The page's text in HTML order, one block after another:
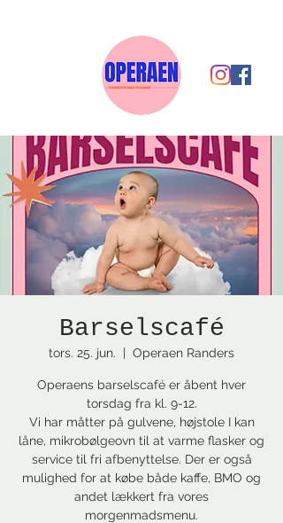
Barselscafé
tors. 25. jun.
  |
Operaen Randers
Operaens barselscafé er åbent hver
torsdag fra kl. 9-12.
Vi har måtter på gulvene, højstole I kan
låne, mikrobølgeovn til at varme flasker og
service til fri afbenyttelse. Der er også
mulighed for at købe både kaffe, BMO og
andet lækkert fra vores
morgenmadsmenu.